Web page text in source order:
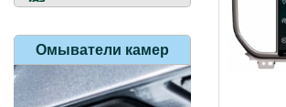
Омыватели камер